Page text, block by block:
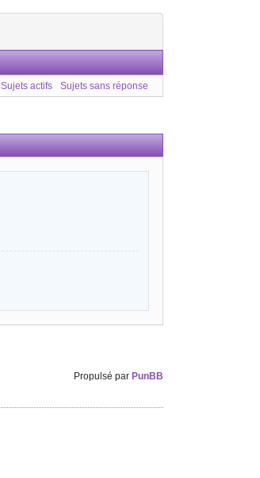
Sujets actifs Sujets sans réponse
Propulsé par PunBB